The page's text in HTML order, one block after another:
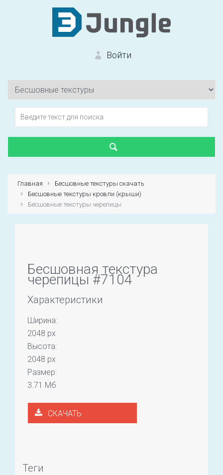
Войти
Вход на сайт
Первый раз? Зарегистрироваться
Главная
Бесшовные текстуры скачать
Бесшовные текстуры кровли (крыши)
Бесшовные текстуры черепицы
Бесшовная текстура
черепицы #7104
Характеристики
Ширина:
2048 px
Высота:
2048 px
Размер:
3.71 Мб
СКАЧАТЬ
Теги